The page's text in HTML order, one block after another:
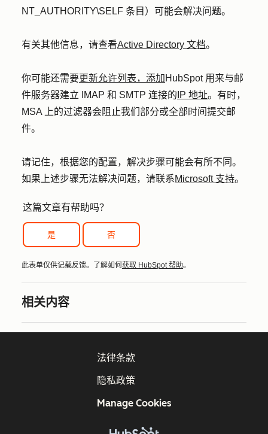
NT_AUTHORITY\SELF 条目）可能会解决问题。
有关其他信息，请查看Active Directory 文档。
你可能还需要更新允许列表，添加 HubSpot 用来与邮
件服务器建立 IMAP 和 SMTP 连接的 IP 地址。有时，
MSA 上的过滤器会阻止我们部分或全部时间提交邮
件。
请记住，根据您的配置，解决步骤可能会有所不同。
如果上述步骤无法解决问题，请联系Microsoft 支持。
这篇文章有帮助吗？
是 否
此表单仅供记载反馈。了解如何 获取 HubSpot 帮助。
相关内容
法律条款
隐私政策
Manage Cookies